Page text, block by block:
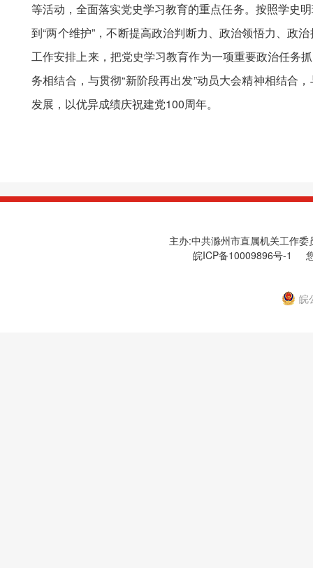
等活动，全面落实党史学习教育的重点任务。按照学史
到“两个维护”，不断提高政治判断力、政治领悟力、政
工作安排上来，把党史学习教育作为一项重要政治任务
务相结合，与贯彻“新阶段再出发”动员大会精神相结合
发展，以优异成绩庆祝建党100周年。
主办:中共滁州市直属机关工作
皖ICP备10009896号-1
您
皖